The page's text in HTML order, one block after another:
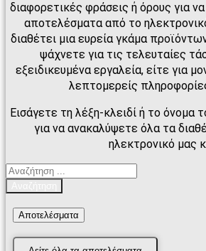
διαφορετικές φράσεις ή όρους για
αποτελέσματα από το
διαθέτει μια ευρεία γκάμα
ψάχνετε για τις τελευταίες
εξειδικευμένα εργαλεία, είτε για
λεπτομερείς
Εισάγετε τη λέξη-κλειδί ή το όνομα
για να ανακαλύψετε όλα τα
ηλεκτρονικό μας
Search
...
Αποτελέσματα